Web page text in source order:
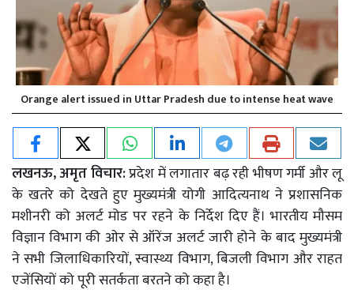
Orange alert issued in Uttar Pradesh due to intense heat wave
लखनऊ, अमृत विचार:प्रदेश में लगातार बढ़ रही भीषण गर्मी और लू
के खतरे को देखते हुए मुख्यमंत्री योगी आदित्यनाथ ने प्रशासनिक
मशीनरी को अलर्ट मोड पर रहने के निर्देश दिए हैं। भारतीय मौसम
विज्ञान विभाग की ओर से ऑरेंज अलर्ट जारी होने के बाद मुख्यमंत्री
ने सभी जिलाधिकारियों, स्वास्थ्य विभाग, बिजली विभाग और राहत
एजेंसियों को पूरी सतर्कता बरतने को कहा है।